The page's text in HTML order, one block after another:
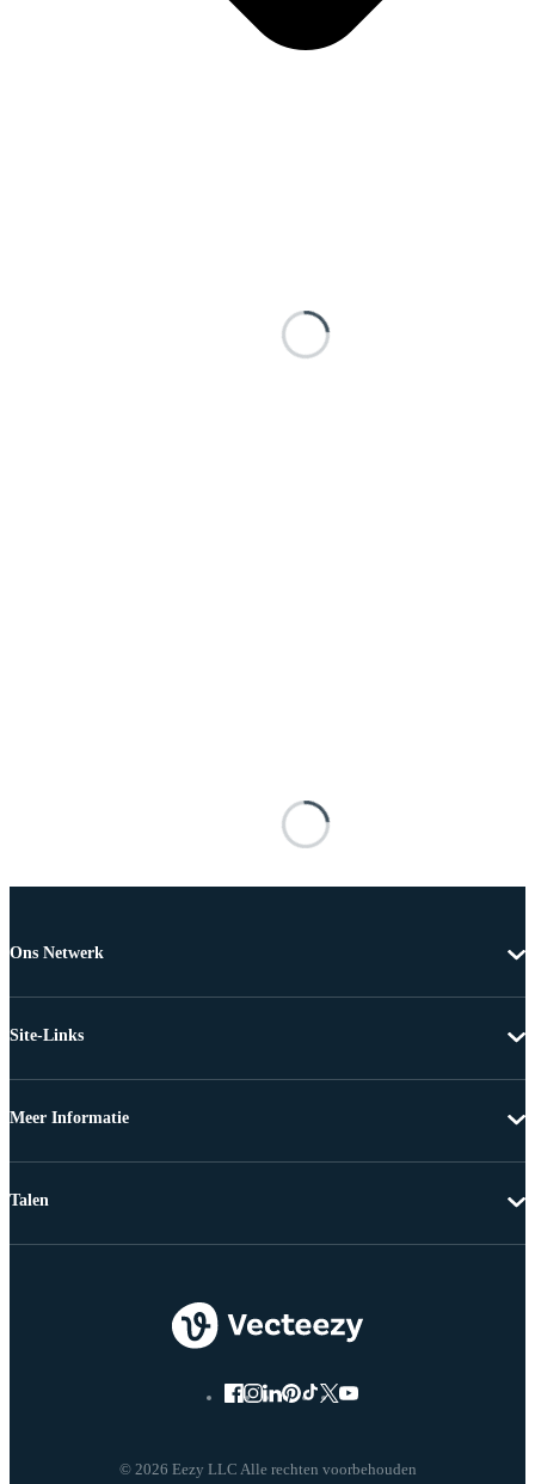
Ons Netwerk
Site-Links
Meer Informatie
© 2026 Eezy LLC Alle rechten voorbehouden
Talen